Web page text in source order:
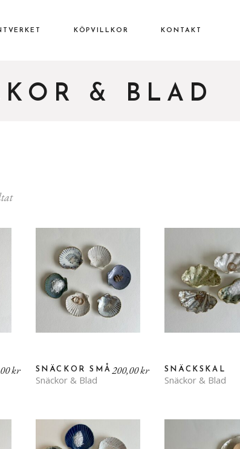
KÖPVILLKOR KONTAKT
& BLAD
kr SNÄCKOR SMÅ
Snäckor & Blad
200,00kr SNÄCKSKAL
Snäckor & Blad